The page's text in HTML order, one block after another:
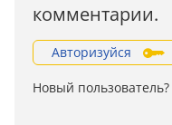
комментарии.
Авторизуйся
Новый пользователь?